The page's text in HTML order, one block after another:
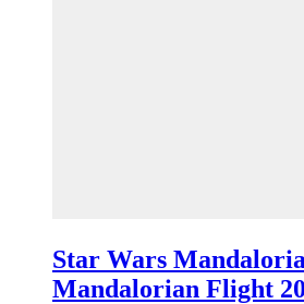
Star Wars
Mandalorian Flight